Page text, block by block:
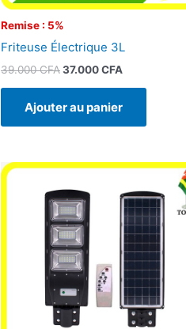
Remise : 5%
Friteuse Électrique 3L
39.000CFA37.000CFA
Ajouter au panier